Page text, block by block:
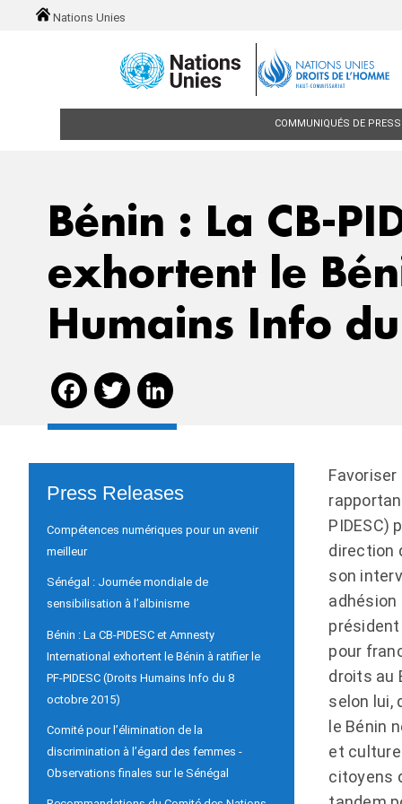
Skip to main content
Nations Unies
Main navigation
COMMUNIQUÉS DE
Bénin : La CB-
exhortent le
Humains Info
Facebook
Twitter
LinkedIn
Press Releases
Compétences numériques pour un avenir
meilleur
Sénégal : Journée mondiale de
sensibilisation à l’albinisme
Bénin : La CB-PIDESC et Amnesty
International exhortent le Bénin à ratifier le
PF-PIDESC (Droits Humains Info du 8
octobre 2015)
Comité pour l’élimination de la
discrimination à l’égard des femmes -
Observations finales sur le Sénégal
PIDESC)
direction
son
président
pour
droits au
selon lui,
le Bénin
et
citoyens